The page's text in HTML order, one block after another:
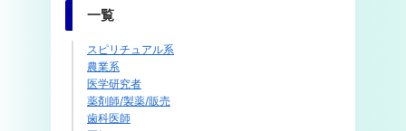
一覧
スピリチュアル系
農業系
医学研究者
薬剤師/製薬/販売
歯科医師